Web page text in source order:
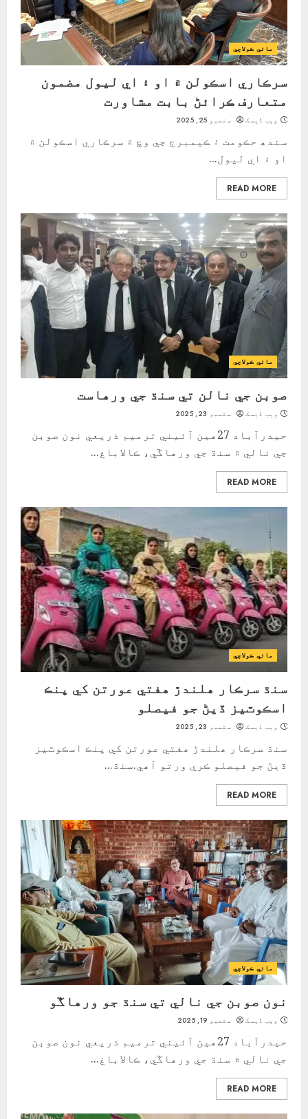
مائي ڪولاچي
سرڪاري اسڪولن ۾ او ۽ اي ليول مضمون
متعارف ڪرائڻ بابت مشاورت
ویب ڈیسک ستمبر 25, 2025
سندھ حڪومت ۽ ڪيمبرج جي وچ ۾ سرڪاري اسڪولن ۾
او ۽ اي ليول...
READ MORE
مائي ڪولاچي
صوبن جي نالن تي سنڌ جي ورهاست
ویب ڈیسک ستمبر 23, 2025
حيدرآباد 27هين آئيني ترميم ذريعي نون صوبن
جي نالي ۾ سنڌ جي ورهاڱي، ڪالاباغ...
READ MORE
مائي ڪولاچي
سنڌ سرڪار ھلندڙ ھفتي عورتن کي پنڪ
اسڪوٽيز ڏيڻ جو فيصلو
ویب ڈیسک ستمبر 23, 2025
سنڌ سرڪار ھلندڙ ھفتي عورتن کي پنڪ اسڪوٽيز
ڏيڻ جو فيصلو ڪري ورتو آھي.سنڌ...
READ MORE
مائي ڪولاچي
نون صوبن جي نالي تي سنڌ جو ورھاڱو
ویب ڈیسک ستمبر 19, 2025
حيدرآباد 27هين آئيني ترميم ذريعي نون صوبن
جي نالي ۾ سنڌ جي ورهاڱي، ڪالاباغ...
READ MORE